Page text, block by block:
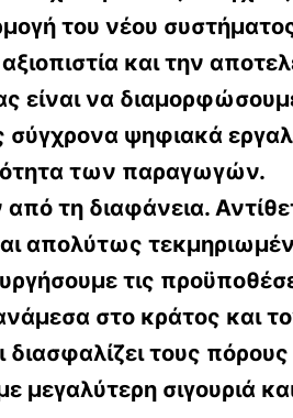
του νέου
και την
είναι να
ψηφιακά
των παραγωγών.
τη διαφάνεια.
απολύτως
τις
στο κράτος και
τους
μεγαλύτερη σιγουριά